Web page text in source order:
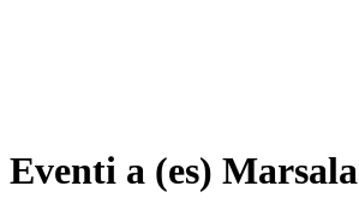
Eventi a (es) Marsala